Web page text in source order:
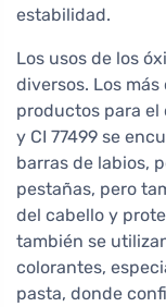
estabilidad.
Los usos de los
diversos. Los
productos para el
y CI 77499 se
barras de labios,
pestañas, pero
del cabello y
también se
colorantes,
pasta, donde